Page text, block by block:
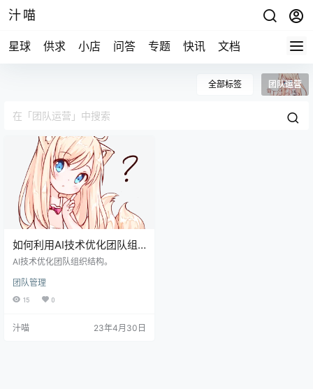
汁喵
星球 供求 小店 问答 专题 快讯 文档
全部标签 团队运营
如何利用AI技术优化团队组
织结构
AI技术优化团队组织结构。
团队管理
15 0
汁喵 23年4月30日